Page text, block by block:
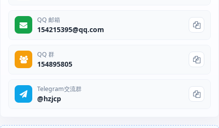
QQ 邮箱
154215395@qq.com
QQ 群
154895805
Telegram交流群
@hzjcp